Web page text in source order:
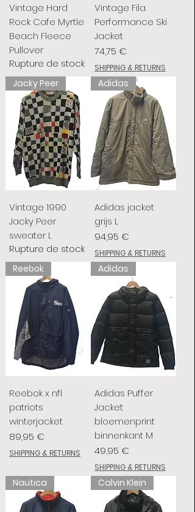
Vintage Hard
Rock Cafe Myrtle
Beach Fleece
Pullover
Rupture de stock
Vintage Fila
Performance Ski
Jacket
Prix
74,75 €
SHIPPING & RETURNS
Jacky Peer
Vintage 1990
Jacky Peer
sweater L
Rupture de stock
Adidas
Adidas jacket
grijs L
Prix
94,95 €
SHIPPING & RETURNS
Reebok
Reebok x nfl
patriots
winterjacket
Prix
89,95 €
SHIPPING & RETURNS
Adidas
Adidas Puffer
Jacket
bloemenprint
binnenkant M
Prix
49,95 €
SHIPPING & RETURNS
Nautica Calvin Klein